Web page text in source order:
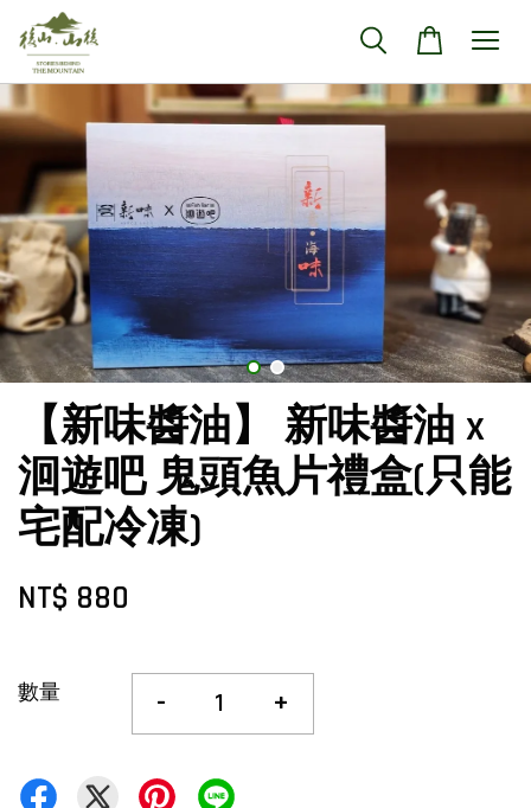
【新味醬油】 新味醬油 x
洄遊吧 鬼頭魚片禮盒(只能
宅配冷凍)
NT$ 880
數量 - +